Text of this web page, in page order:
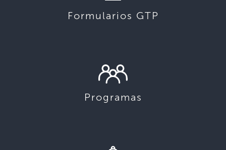
Formularios GTP
Programas